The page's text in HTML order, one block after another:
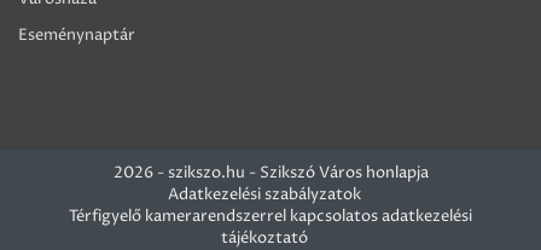
Eseménynaptár
2026 - szikszo.hu - Szikszó Város honlapja
Adatkezelési szabályzatok
Térfigyelő kamerarendszerrel kapcsolatos adatkezelési
tájékoztató